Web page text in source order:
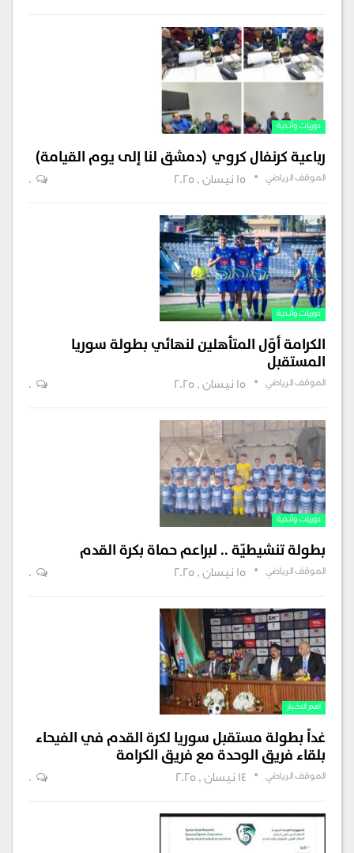
دوريات وأندية
رباعية كرنفال كروي (دمشق لنا إلى يوم القيامة)
الموقف الرياضي 15 نيسان , 2025 0
دوريات وأندية
الكرامة أوّل المتأهلين لنهائي بطولة سوريا
المستقبل
الموقف الرياضي 15 نيسان , 2025 0
دوريات وأندية
بطولة تنشيطيّة .. لبراعم حماة بكرة القدم
الموقف الرياضي 15 نيسان , 2025 0
اهم الاخبار
غداً بطولة مستقبل سوريا لكرة القدم في الفيحاء
بلقاء فريق الوحدة مع فريق الكرامة
الموقف الرياضي 14 نيسان , 2025 0